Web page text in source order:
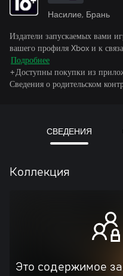
Насилие, Брань
Издатели запускаемых вами
вашего профиля Xbox и к
Подробнее
+Доступны покупки из
Сведения о родительском
СВЕДЕНИЯ
Коллекция
Это содержимое